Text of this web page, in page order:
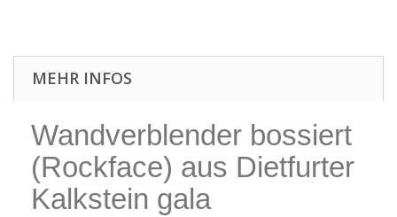
MEHR INFOS
Wandverblender bossiert
(Rockface) aus Dietfurter
Kalkstein gala